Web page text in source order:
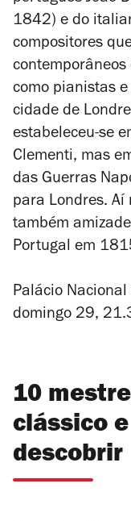
1842) e do
compositores
como pianistas
cidade de
estabeleceu-se
Clementi, mas
das Guerras
para Londres. Aí
também
Portugal em
Palácio
domingo 29,
10
clássico
descobrir